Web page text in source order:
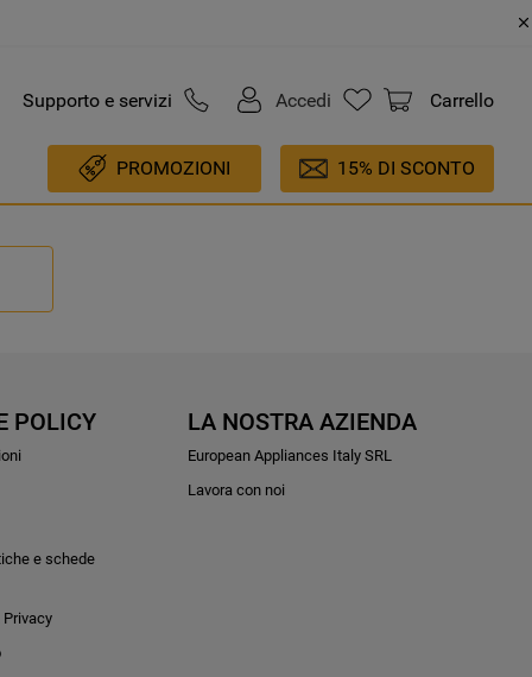
Supporto e servizi Accedi Carrello
PROMOZIONI 15% DI SCONTO
POLICY
e schede
LA NOSTRA AZIENDA
European Appliances Italy SRL
Lavora con noi